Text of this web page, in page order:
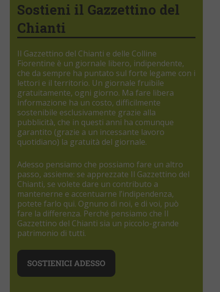
Sostieni il Gazzettino del
Chianti
Il Gazzettino del Chianti e delle Colline
Fiorentine è un giornale libero, indipendente,
che da sempre ha puntato sul forte legame con i
lettori e il territorio. Un giornale fruibile
gratuitamente, ogni giorno. Ma fare libera
informazione ha un costo, difficilmente
sostenibile esclusivamente grazie alla
pubblicità, che in questi anni ha comunque
garantito (grazie a un incessante lavoro
quotidiano) la gratuità del giornale.
Adesso pensiamo che possiamo fare un altro
passo, assieme: se apprezzate Il Gazzettino del
Chianti, se volete dare un contributo a
mantenerne e accentuarne l’indipendenza,
potete farlo qui. Ognuno di noi, e di voi, può
fare la differenza. Perché pensiamo che Il
Gazzettino del Chianti sia un piccolo-grande
patrimonio di tutti.